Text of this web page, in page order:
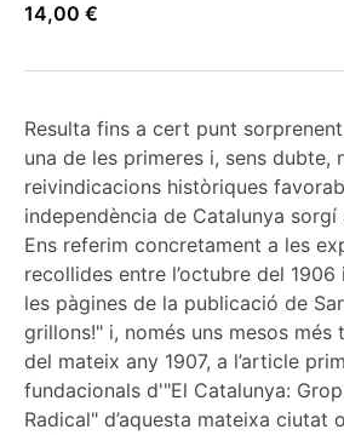
14,00 €
Resulta fins a cert punt
una de les primeres i, sens dubte,
reivindicacions històriques
independència de Catalunya sorgí
Ens referim concretament a les
recollides entre l’octubre del 1906
les pàgines de la publicació de
grillons!" i, només uns mesos més
del mateix any 1907, a l’article
fundacionals d'"El Catalunya:
Radical" d’aquesta mateixa ciutat